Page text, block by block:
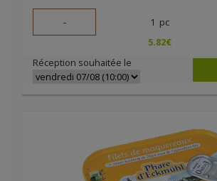
- 1 pc
5.82€
Réception souhaitée le